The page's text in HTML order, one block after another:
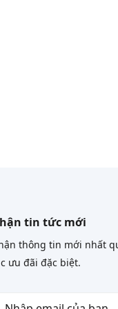
tin tức mới
thông tin mới nhất
ưu đãi đặc biệt.